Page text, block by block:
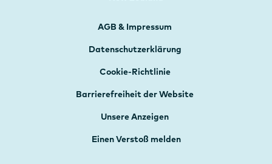
AGB & Impressum
Datenschutzerklärung
Cookie-Richtlinie
Barrierefreiheit der Website
Unsere Anzeigen
Einen Verstoß melden